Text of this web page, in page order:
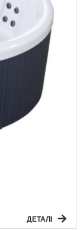
ДЕТАЛІ